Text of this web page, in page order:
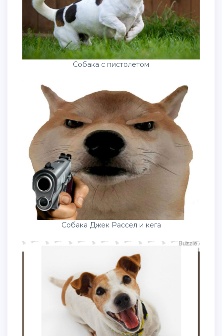
Собака с пистолетом
Собака Джек Рассел и кега